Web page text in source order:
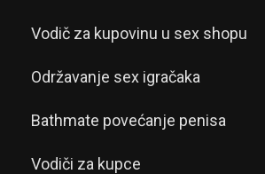
Vodič za kupovinu u sex shopu
Održavanje sex igračaka
Bathmate povećanje penisa
Vodiči za kupce